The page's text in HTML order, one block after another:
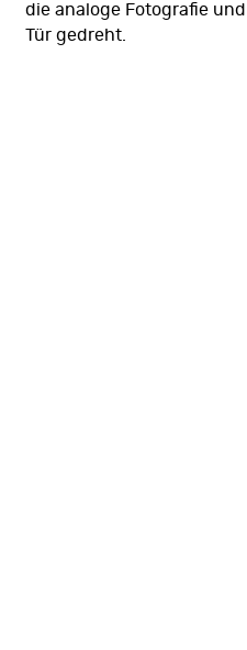
die analoge Fotografie
Tür gedreht.